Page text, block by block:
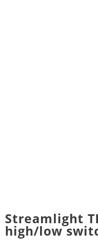
Streamlight
high/low